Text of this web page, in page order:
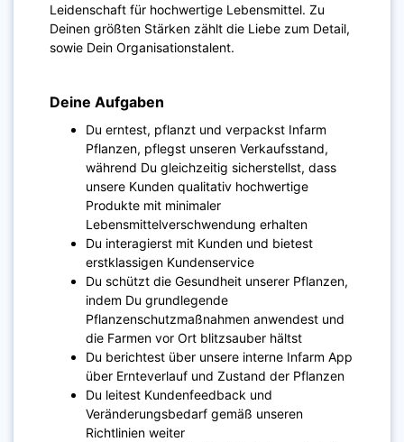
Leidenschaft für hochwertige Lebensmittel. Zu
Deinen größten Stärken zählt die Liebe zum Detail,
sowie Dein Organisationstalent.
Deine Aufgaben
Du erntest, pflanzt und verpackst Infarm
Pflanzen, pflegst unseren Verkaufsstand,
während Du gleichzeitig sicherstellst, dass
unsere Kunden qualitativ hochwertige
Produkte mit minimaler
Lebensmittelverschwendung erhalten
Du interagierst mit Kunden und bietest
erstklassigen Kundenservice
Du schützt die Gesundheit unserer Pflanzen,
indem Du grundlegende
Pflanzenschutzmaßnahmen anwendest und
die Farmen vor Ort blitzsauber hältst
Du berichtest über unsere interne Infarm App
über Ernteverlauf und Zustand der Pflanzen
Du leitest Kundenfeedback und
Veränderungsbedarf gemäß unseren
Richtlinien weiter